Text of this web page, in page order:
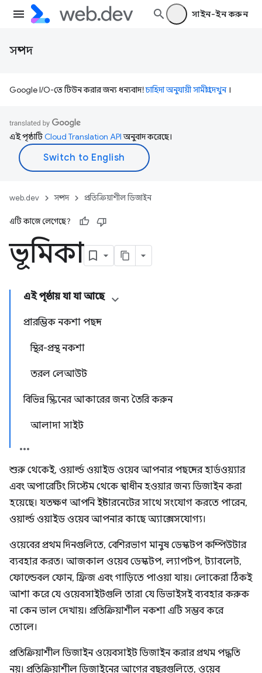
সাইন-ইন করুন
সম্পদ
Google I/O-তে টিউন করার জন্য ধন্যবাদ!চাহিদা অনুযায়ী সামগ্রী দেখুন।
এই পৃষ্ঠাটিCloud Translation APIঅনুবাদ করেছে।
web.dev সম্পদ প্রতিক্রিয়াশীল ডিজাইন
এটি কাজে লেগেছে?
ভূমিকা
এই পৃষ্ঠায় যা যা আছে
প্রারম্ভিক নকশা পছন্দ
স্থির-প্রস্থ নকশা
তরল লেআউট
বিভিন্ন স্ক্রিনের আকারের জন্য তৈরি করুন
আলাদা সাইট
শুরু থেকেই, ওয়ার্ল্ড ওয়াইড ওয়েব আপনার পছন্দের হার্ডওয়্যার
এবং অপারেটিং সিস্টেম থেকে স্বাধীন হওয়ার জন্য ডিজাইন করা
হয়েছে। যতক্ষণ আপনি ইন্টারনেটের সাথে সংযোগ করতে পারেন,
ওয়ার্ল্ড ওয়াইড ওয়েব আপনার কাছে অ্যাক্সেসযোগ্য।
ওয়েবের প্রথম দিনগুলিতে, বেশিরভাগ মানুষ ডেস্কটপ কম্পিউটার
ব্যবহার করত। আজকাল ওয়েব ডেস্কটপ, ল্যাপটপ, ট্যাবলেট,
ফোল্ডেবল ফোন, ফ্রিজ এবং গাড়িতে পাওয়া যায়। লোকেরা ঠিকই
আশা করে যে ওয়েবসাইটগুলি তারা যে ডিভাইসই ব্যবহার করুক
না কেন ভাল দেখায়। প্রতিক্রিয়াশীল নকশা এটি সম্ভব করে
তোলে।
প্রতিক্রিয়াশীল ডিজাইন ওয়েবসাইট ডিজাইন করার প্রথম পদ্ধতি
নয়। প্রতিক্রিয়াশীল ডিজাইনের আগের বছরগুলিতে, ওয়েব